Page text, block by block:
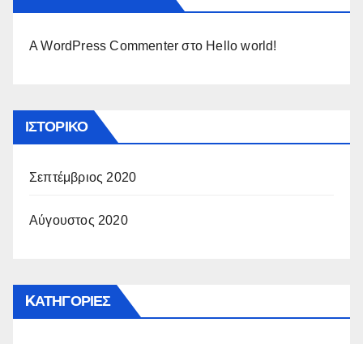
A WordPress Commenter στο Hello world!
ΙΣΤΟΡΙΚΌ
Σεπτέμβριος 2020
Αύγουστος 2020
KΑΤΗΓΟΡΊΕΣ